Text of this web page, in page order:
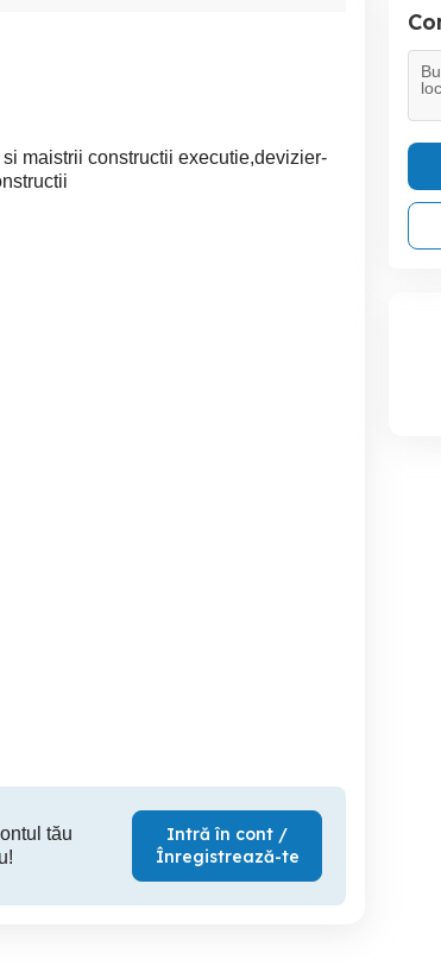
maistrii constructii executie,devizier-
tău
Intră în cont /
Înregistrează-te